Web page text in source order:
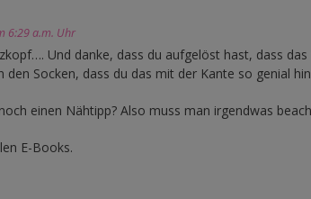
6:29 a.m. Uhr
Und danke, dass du aufgelöst hast, dass
Socken, dass du das mit der Kante so genial
einen Nähtipp? Also muss man irgendwas
E-Books.